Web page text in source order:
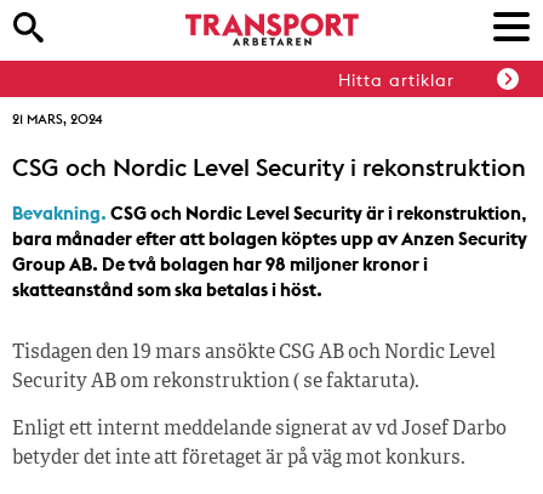
Hitta artiklar
21 MARS, 2024
CSG och Nordic Level Security i rekonstruktion
Bevakning. CSG och Nordic Level Security är i rekonstruktion,
bara månader efter att bolagen köptes upp av Anzen Security
Group AB. De två bolagen har 98 miljoner kronor i
skatteanstånd som ska betalas i höst.
Tisdagen den 19 mars ansökte CSG AB och Nordic Level
Security AB om rekonstruktion ( se faktaruta).
Enligt ett internt meddelande signerat av vd Josef Darbo
betyder det inte att företaget är på väg mot konkurs.